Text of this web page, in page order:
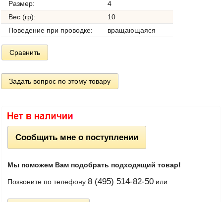
Размер:
4
Вес (гр):
10
Поведение при проводке:
вращающаяся
Сравнить
Задать вопрос по этому товару
Сообщить мне о поступлении
Мы поможем Вам подобрать подходящий товар!
Позвоните по телефону 8 (495) 514-82-50 или